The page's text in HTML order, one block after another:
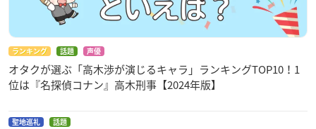
ランキング 話題 声優
オタクが選ぶ「高木渉が演じるキャラ」ランキングTOP10！1
位は『名探偵コナン』高木刑事【2024年版】
聖地巡礼 話題